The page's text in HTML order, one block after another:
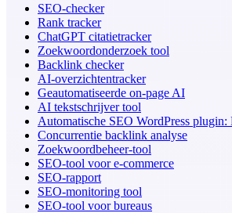
SEO-checker
Rank tracker
ChatGPT citatietracker
Zoekwoordonderzoek tool
Backlink checker
AI-overzichtentracker
Geautomatiseerde on-page AI
AI tekstschrijver tool
Automatische SEO WordPress
Concurrentie backlink analyse
Zoekwoordbeheer-tool
SEO-tool voor e-commerce
SEO-rapport
SEO-monitoring tool
SEO-tool voor bureaus